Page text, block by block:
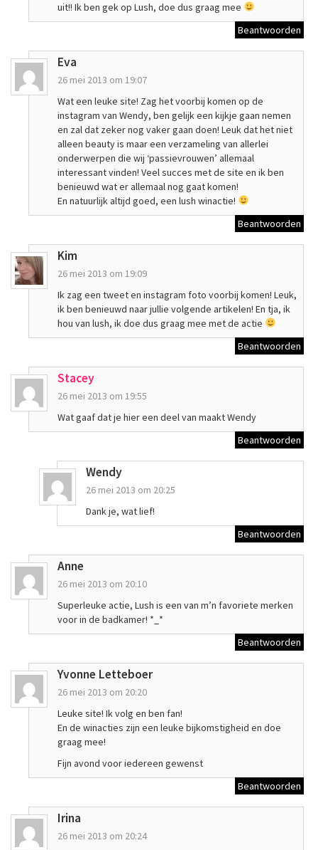
uit!! Ik ben gek op Lush, doe dus graag mee
Beantwoorden
Eva
26 mei 2013 om 19:07
Wat een leuke site! Zag het voorbij komen op de
instagram van Wendy, ben gelijk een kijkje gaan nemen
en zal dat zeker nog vaker gaan doen! Leuk dat het niet
alleen beauty is maar een verzameling van allerlei
onderwerpen die wij ‘passievrouwen’ allemaal
interessant vinden! Veel succes met de site en ik ben
benieuwd wat er allemaal nog gaat komen!
En natuurlijk altijd goed, een lush winactie!
Beantwoorden
Kim
26 mei 2013 om 19:09
Ik zag een tweet en instagram foto voorbij komen! Leuk,
ik ben benieuwd naar jullie volgende artikelen! En tja, ik
hou van lush, ik doe dus graag mee met de actie
Beantwoorden
Stacey
26 mei 2013 om 19:55
Wat gaaf dat je hier een deel van maakt Wendy
Beantwoorden
Wendy
26 mei 2013 om 20:25
Dank je, wat lief!
Beantwoorden
Anne
26 mei 2013 om 20:10
Superleuke actie, Lush is een van m’n favoriete merken
voor in de badkamer! *_*
Beantwoorden
Yvonne Letteboer
26 mei 2013 om 20:20
Leuke site! Ik volg en ben fan!
En de winacties zijn een leuke bijkomstigheid en doe
graag mee!
Fijn avond voor iedereen gewenst
Beantwoorden
Irina
26 mei 2013 om 20:24